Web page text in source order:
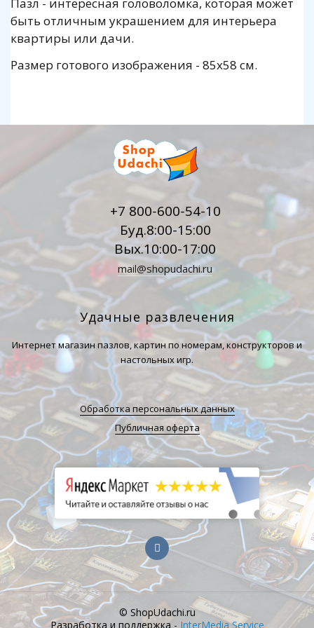
Пазл - интересная головоломка, которая может
быть отличным украшением для интерьера
квартиры или дачи.
Размер готового изображения - 85x58 см.
+7 800-600-54-10
Буд.8:00-15:00
Вых.10:00-17:00
mail@shopudachi.ru
Удачные развлечения
Интернет магазин пазлов, картин по номерам, конструкторов и
настольных игр.
Обработка персональных данных
Публичная оферта
© ShopUdachi.ru
Разработка и поддержка - InterMedia Service